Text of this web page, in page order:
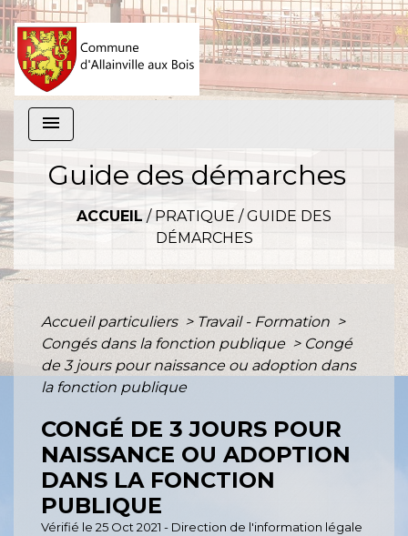
menu
Guide des démarches
ACCUEIL / PRATIQUE /GUIDE DES
DÉMARCHES
Accueil particuliers > Travail - Formation >
Congés dans la fonction publique > Congé
de 3 jours pour naissance ou adoption dans
la fonction publique
CONGÉ DE 3 JOURS POUR
NAISSANCE OU ADOPTION
DANS LA FONCTION
PUBLIQUE
Vérifié le 25 Oct 2021 - Direction de l'information légale